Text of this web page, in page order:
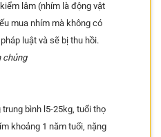
lâm (nhím là động vật
mua nhím mà không có
luật và sẽ bị thu hồi.
chủng
bình l5-25kg, tuổi thọ
khoảng 1 năm tuổi, nặng